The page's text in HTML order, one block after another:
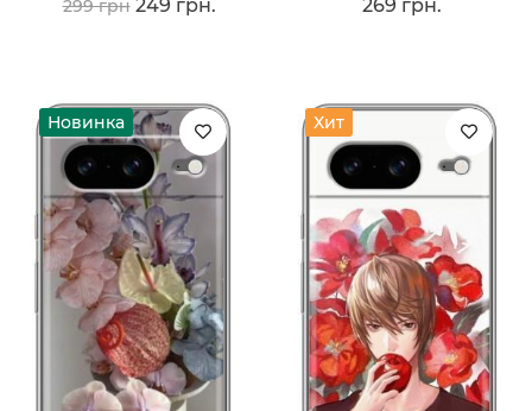
299 грн 249 грн. 269 грн.
Новинка Хит